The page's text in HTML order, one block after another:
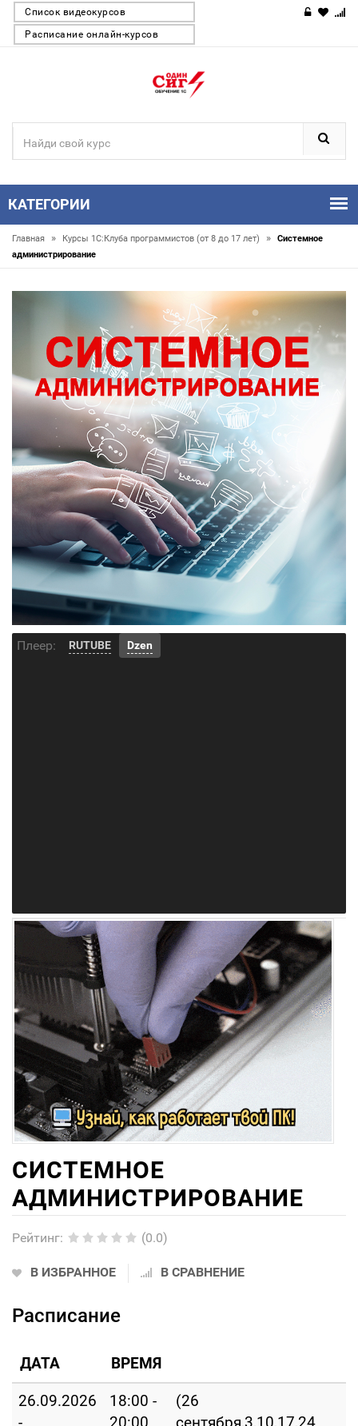
Список видеокурсов
Расписание онлайн-курсов
КАТЕГОРИИ
Главная » Курсы 1С:Клуба программистов (от 8 до 17 лет) »
Системное
администрирование
Плеер: RUTUBE Dzen
СИСТЕМНОЕ
АДМИНИСТРИРОВАНИЕ
Рейтинг: (0.0)
В ИЗБРАННОЕ В СРАВНЕНИЕ
Расписание
ДАТА ВРЕМЯ
26.09.2026
-
18:00 -
20:00
(26
сентября,3,10,17,24